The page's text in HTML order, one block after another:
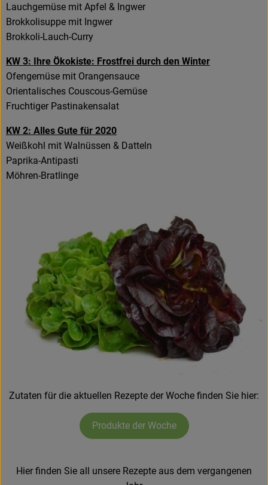
Lauchgemüse mit Apfel & Ingwer
Brokkolisuppe mit Ingwer
Brokkoli-Lauch-Curry
KW 3: Ihre Ökokiste: Frostfrei durch den Winter
Ofengemüse mit Orangensauce
Orientalisches Couscous-Gemüse
Fruchtiger Pastinakensalat
KW 2: Alles Gute für 2020
Weißkohl mit Walnüssen & Datteln
Paprika-Antipasti
Möhren-Bratlinge
Zutaten für die aktuellen Rezepte der Woche finden Sie hier:
Produkte der Woche
Hier finden Sie all unsere Rezepte aus dem vergangenen